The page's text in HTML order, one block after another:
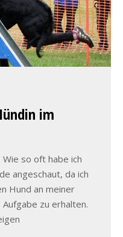
im
so oft habe ich
angeschaut, da ich
Hund an meiner
zu erhalten.